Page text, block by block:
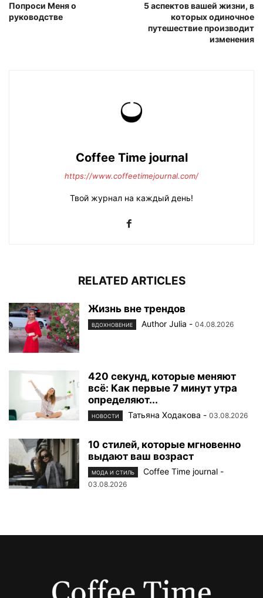
Попроси Меня о
руководстве
5 аспектов вашей жизни, в
которых одиночное
путешествие производит
изменения
Coffee Time journal
https://www.coffeetimejournal.com/
Твой журнал на каждый день!
RELATED ARTICLES
Жизнь вне трендов
ВДОХНОВЕНИЕ Author Julia - 04.08.2026
420 секунд, которые меняют
всё: Как первые 7 минут утра
определяют...
НОВОСТИ Татьяна Ходакова - 03.08.2026
10 стилей, которые мгновенно
выдают ваш возраст
МОДА И СТИЛЬ Coffee Time journal -
03.08.2026